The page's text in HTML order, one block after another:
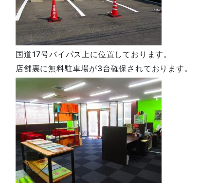
国道17号バイパス上に位置しております。
店舗裏に無料駐車場が3台確保されております。